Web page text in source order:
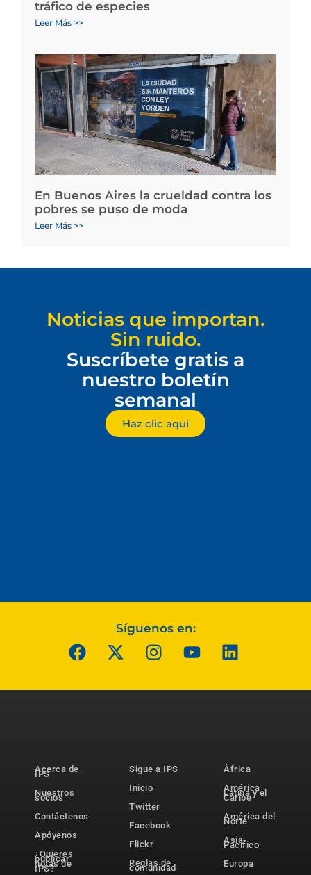
tráfico de especies
Leer Más >>
En Buenos Aires la crueldad contra los
pobres se puso de moda
Leer Más >>
Noticias que importan.
Sin ruido.
Suscríbete gratis a
nuestro boletín
semanal
Haz clic aquí
Síguenos en:
Acerca de
IPS
Nuestros
socios
Contáctenos
Apóyenos
¿Quieres
publicar
notas de
IPS?
Sigue a IPS
Inicio
Twitter
Facebook
Flickr
Reglas de
comunidad
África
América
Latina y el
Caribe
América del
Norte
Asia-
Pacífico
Europa